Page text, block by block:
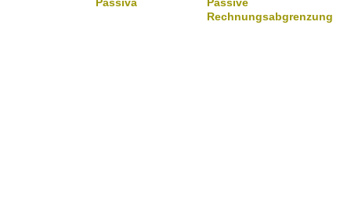
Rechnungsabgrenzung